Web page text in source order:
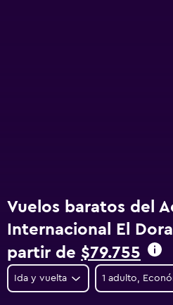
Vuelos baratos del
Internacional El
partir de $79.755
Ida y vuelta 1 adulto,